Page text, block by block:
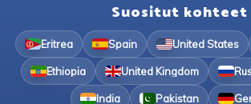
Suositut kohteet
Eritrea Spain United States
Ethiopia United Kingdom
India Pakistan